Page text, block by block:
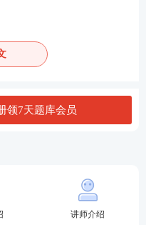
师执业证书、公证员
身不得报名参加国家
法考试）处理的；
位确定为失信联合惩
领7天题库会员
讲师介绍